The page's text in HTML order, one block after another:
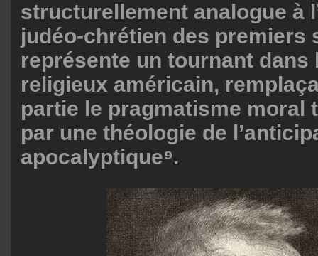
structurellement analogue à
judéo-chrétien des premiers
représente un tournant dans
religieux américain,
partie le pragmatisme moral
par une théologie de
apocalyptique⁹.